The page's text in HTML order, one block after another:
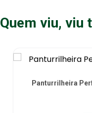
Quem viu, viu
Panturrilheira